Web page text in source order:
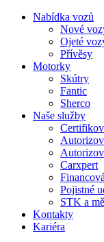
Nabídka vozů
Nové
Ojeté
Přívěsy
Motorky
Skútry
Fantic
Sherco
Naše služby
Carxpert
Pojistné
STK a
Kontakty
Kariéra